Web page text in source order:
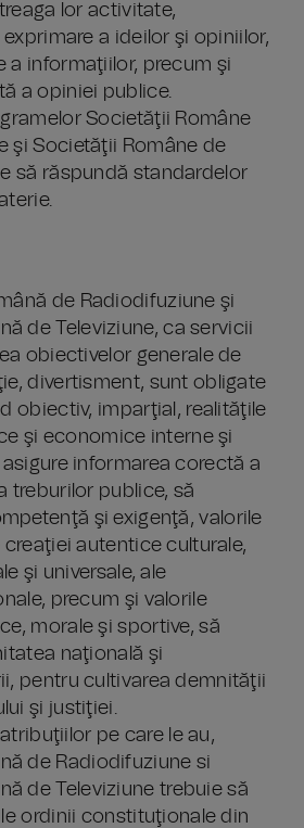
lor activitate,
a ideilor şi opiniilor,
a informaţiilor, precum şi
a opiniei publice.
Societăţii Române
şi Societăţii Române de
să răspundă standardelor
de Radiodifuziune şi
de Televiziune, ca servicii
obiectivelor generale de
divertisment, sunt obligate
obiectiv, imparţial, realităţile
şi economice interne şi
informarea corectă a
treburilor publice, să
şi exigenţă, valorile
creaţiei autentice culturale,
şi universale, ale
precum şi valorile
morale şi sportive, să
naţională şi
pentru cultivarea demnităţii
şi justiţiei.
pe care le au,
de Radiodifuziune si
de Televiziune trebuie să
ordinii constituţionale din